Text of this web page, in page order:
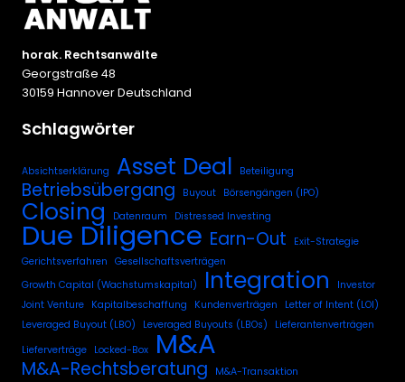
horak. Rechtsanwälte
Georgstraße 48
30159 Hannover Deutschland
Schlagwörter
Absichtserklärung Asset Deal Beteiligung
Betriebsübergang Buyout Börsengängen (IPO)
Closing Datenraum Distressed Investing
Due Diligence Earn-Out
Exit-Strategie
Gerichtsverfahren Gesellschaftsverträgen
Growth Capital (Wachstumskapital)
Integration
Investor
Joint Venture Kapitalbeschaffung Kundenverträgen
Letter of Intent (LOI)
Leveraged Buyout (LBO)
Leveraged Buyouts (LBOs)
Lieferantenverträgen
Lieferverträge Locked-Box M&A
M&A-Rechtsberatung
M&A-Transaktion